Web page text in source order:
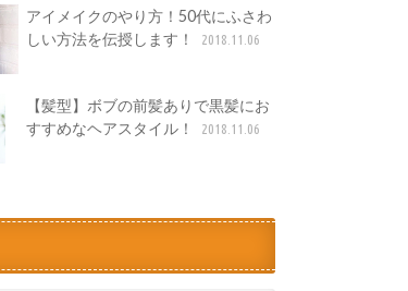
アイメイクのやり方！50代にふさわ
しい方法を伝授します！
2018.11.06
【髪型】ボブの前髪ありで黒髪にお
すすめなヘアスタイル！
2018.11.06